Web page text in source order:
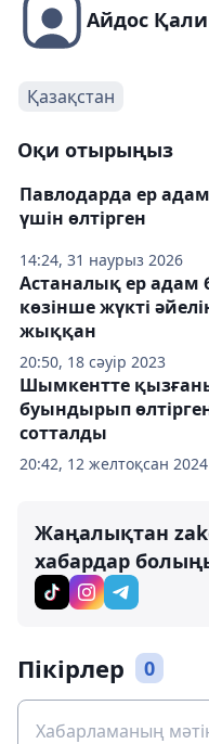
Айдос Қали
Қазақстан
Оқи отырыңыз
14:24, 31 наурыз 2026
Павлодарда ер
үшін өлтірген
20:50, 18 сәуір 2023
Астаналық ер
көзінше жүкті
жыққан
20:42, 12 желтоқсан 2024
Шымкентте
буындырып
сотталды
Жаңалықтан
хабардар
Пікірлер 0